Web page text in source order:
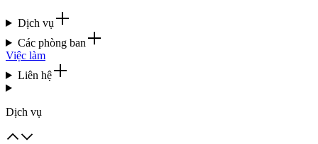
Dịch vụ
Các phòng ban
Việc làm
Liên hệ
Dịch vụ